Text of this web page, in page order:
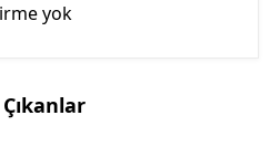
yok